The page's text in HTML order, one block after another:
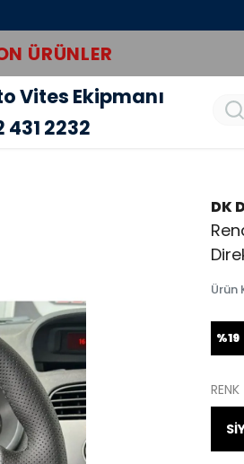
ÜRÜNLER
Vites Ekipmanı
431 2232
DK
Ürün
%19
RENK